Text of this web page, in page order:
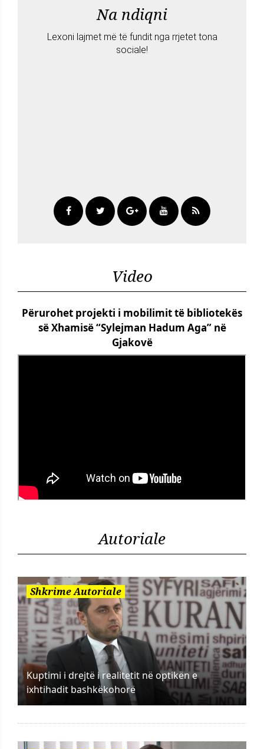
Na ndiqni
Lexoni lajmet më të fundit nga rrjetet tona
sociale!
Video
Përurohet projekti i mobilimit të bibliotekës
së Xhamisë “Sylejman Hadum Aga” në
Gjakovë
Autoriale
Shkrime Autoriale
Kuptimi i drejtë i realitetit në optikën e
ixhtihadit bashkëkohorë